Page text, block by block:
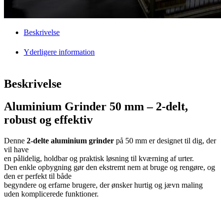
Beskrivelse
Yderligere information
Beskrivelse
Aluminium Grinder 50 mm – 2-delt,
robust og effektiv
Denne 2-delte aluminium grinder på 50 mm er designet til dig, der
vil have
en pålidelig, holdbar og praktisk løsning til kværning af urter.
Den enkle opbygning gør den ekstremt nem at bruge og rengøre, og
den er perfekt til både
begyndere og erfarne brugere, der ønsker hurtig og jævn maling
uden komplicerede funktioner.